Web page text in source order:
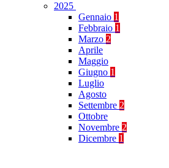
2025
Gennaio 1
Febbraio 1
Marzo 2
Aprile
Maggio
Giugno 1
Luglio
Agosto
Settembre 2
Ottobre
Novembre 2
Dicembre 1